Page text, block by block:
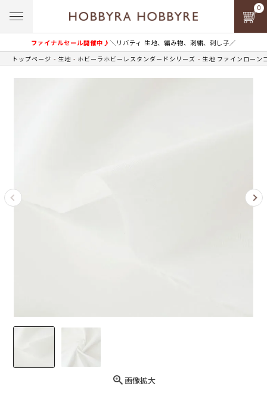
ファイナルセール開催中♪＼リバティ 生地、編み物、刺繍、刺し子／
0
トップページ 生地 ホビーラホビーレスタンダードシリーズ 生地 ファインローン
画像拡大